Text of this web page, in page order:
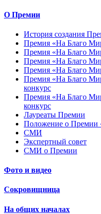
О Премии
История создания
Премия «На Благо
Премия «На Благо
Премия «На Благо
Премия «На Благо
Премия «На Благо
конкурс
Премия «На Благо
конкурс
Лауреаты Премии
Положение о Премии
СМИ
Экспертный совет
СМИ о Премии
Фото и видео
Сокровищница
На общих началах